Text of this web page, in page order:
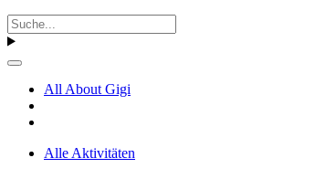
All About Gigi
Alle Aktivitäten